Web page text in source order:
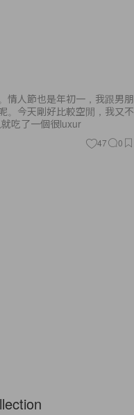
情人節也是年初一，我跟男朋
。今天剛好比較空閒，我又不
吃了一個很luxur
47 0